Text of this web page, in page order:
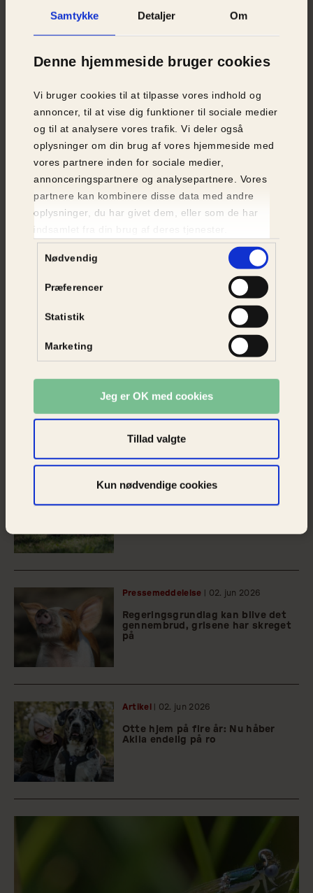
Samtykke Detaljer Om
Denne hjemmeside bruger cookies
Vi bruger cookies til at tilpasse vores indhold og
annoncer, til at vise dig funktioner til sociale medier
og til at analysere vores trafik. Vi deler også
oplysninger om din brug af vores hjemmeside med
vores partnere inden for sociale medier,
annonceringspartnere og analysepartnere. Vores
partnere kan kombinere disse data med andre
oplysninger, du har givet dem, eller som de har
Nødvendig
Præferencer
Statistik
Marketing
Jeg er OK med cookies
Tillad valgte
Kun nødvendige cookies
Artikel| 11.juni2026
27 katte fyldte hus og have
killinger fundet uden deres mor
fremover
Artikel | 09. 2026
Sommerguide: Sådan rejser du
Pressemeddelelse | 02. jun 2026
Regeringsgrundlag kan blive det
gennembrud, grisene har skreget
på
Artikel | 02. jun 2026
Otte hjem på fire år: Nu håber
Akila endelig på ro